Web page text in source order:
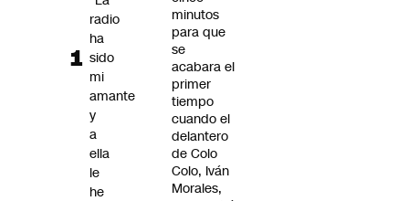
minutos
para que
se
acabara el
primer
tiempo
cuando el
delantero
de Colo
Colo, Iván
Morales,
radio
ha
sido
mi
amante
y
a
ella
le
he